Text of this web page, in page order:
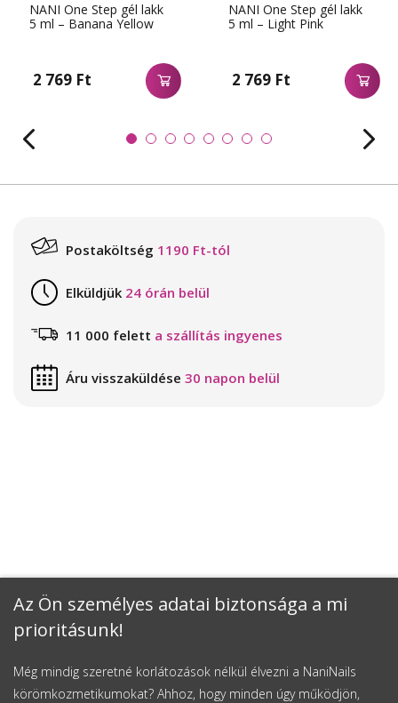
Az Ön személyes adatai biztonsága a mi
prioritásunk!
Még mindig szeretné korlátozások nélkül élvezni a NaniNails
körömkozmetikumokat? Ahhoz, hogy minden úgy működjön,
NANI One Step gél lakk
5 ml – Banana Yellow
2 769 Ft
NANI One Step gél lakk
5 ml – Light Pink
2 769 Ft
Postaköltség 1190 Ft-tól
Elküldjük 24 órán belül
11 000 felett a szállítás ingyenes
Áru visszaküldése 30 napon belül